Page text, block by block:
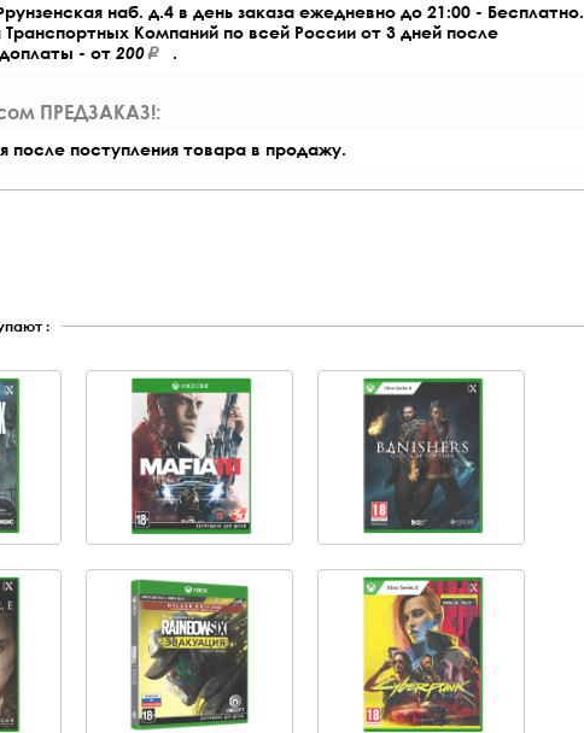
наб. д.4 в день заказа ежедневно до 21:00 - Бесплатно.
Компаний по всей России от 3 дней после
- от 200 .
ПРЕДЗАКАЗ!:
после поступления товара в продажу.
: